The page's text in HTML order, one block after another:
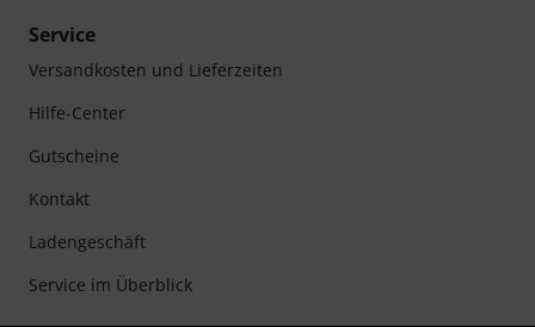
Service
Versandkosten und Lieferzeiten
Hilfe-Center
Gutscheine
Kontakt
Ladengeschäft
Service im Überblick